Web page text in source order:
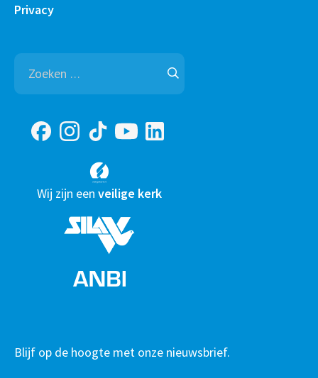
Privacy
Zoeken
naar:
Wij zijn een veilige kerk
Blijf op de hoogte met onze nieuwsbrief.